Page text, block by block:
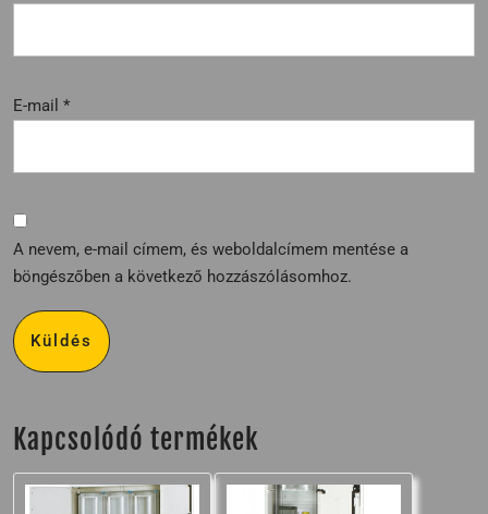
E-mail *
A nevem, e-mail címem, és weboldalcímem mentése a
böngészőben a következő hozzászólásomhoz.
Kapcsolódó termékek